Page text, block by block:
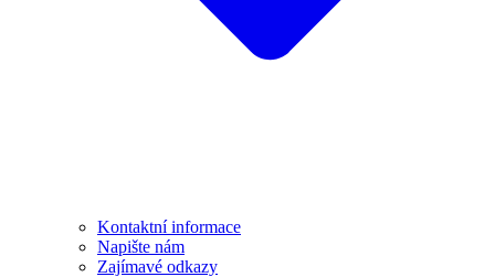
Kontaktní informace
Napište nám
Zajímavé odkazy